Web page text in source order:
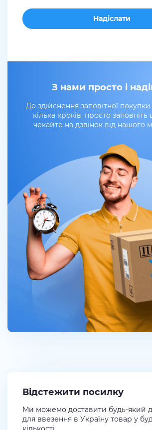
З нами просто і
До здійснення заповітної
кілька кроків, просто
чекайте на дзвінок від нашого
Відстежити посилку
Ми можемо доставити будь-який
для ввезення в Україну товар у